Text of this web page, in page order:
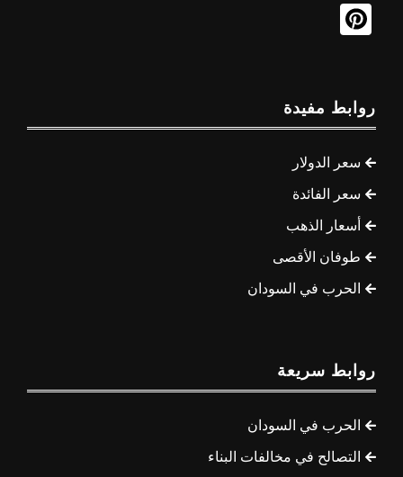
روابط مفيدة
سعر الدولار
سعر الفائدة
أسعار الذهب
طوفان الأقصى
الحرب في السودان
روابط سريعة
الحرب في السودان
التصالح في مخالفات البناء